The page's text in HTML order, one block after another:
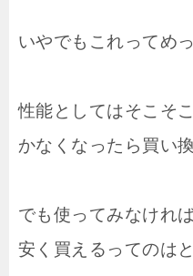
いやでもこれってめ
性能としてはそこそ
かなくなったら買い
でも使ってみなけれ
安く買えるってのは